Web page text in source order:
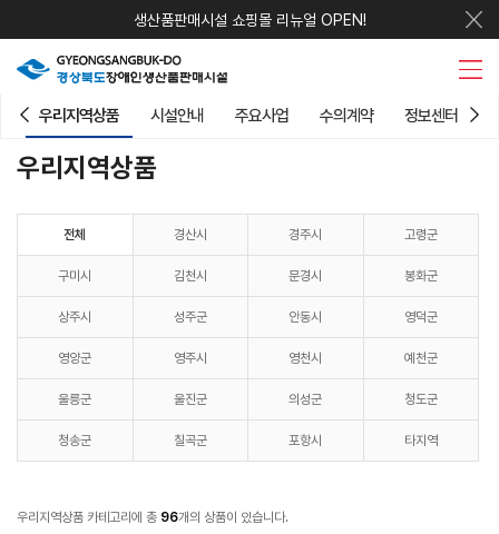
생산품판매시설 쇼핑몰 리뉴얼 OPEN!
우리지역상품 시설안내 주요사업 수의계약 정보센터
우리지역상품
전체 경산시 경주시 고령군
구미시 김천시 문경시 봉화군
상주시 성주군 안동시 영덕군
영양군 영주시 영천시 예천군
울릉군 울진군 의성군 청도군
청송군 칠곡군 포항시 타지역
우리지역상품 카테고리에 총 96개의 상품이 있습니다.